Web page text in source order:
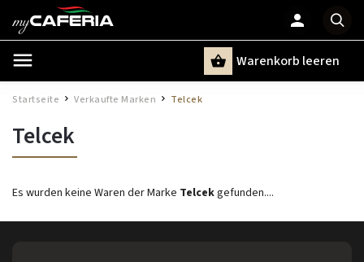
Warenkorb leeren
Startseite / Verkaufte Marken / Telcek
Telcek
Es wurden keine Waren der Marke Telcekgefunden....